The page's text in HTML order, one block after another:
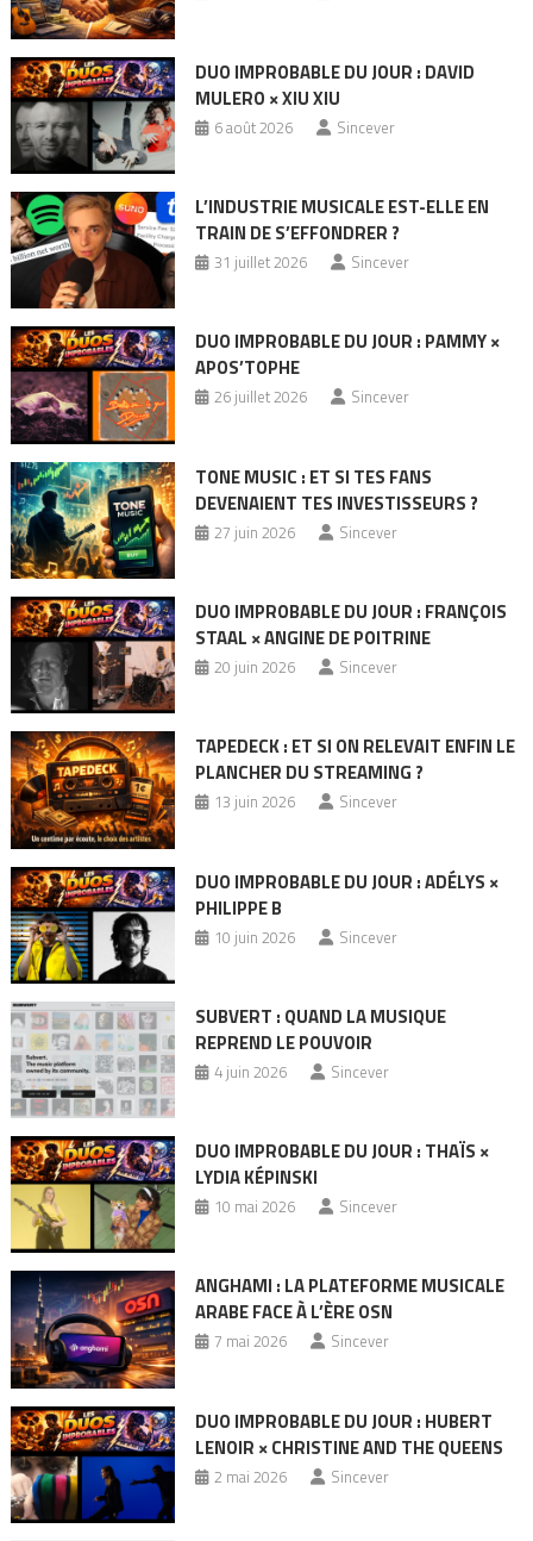
DUO IMPROBABLE DU JOUR : DAVID
MULERO × XIU XIU
6 août 2026 Sincever
L’INDUSTRIE MUSICALE EST-ELLE EN
TRAIN DE S’EFFONDRER ?
31 juillet 2026 Sincever
DUO IMPROBABLE DU JOUR : PAMMY ×
APOS’TOPHE
26 juillet 2026 Sincever
TONE MUSIC : ET SI TES FANS
DEVENAIENT TES INVESTISSEURS ?
27 juin 2026 Sincever
DUO IMPROBABLE DU JOUR : FRANÇOIS
STAAL × ANGINE DE POITRINE
20 juin 2026 Sincever
TAPEDECK : ET SI ON RELEVAIT ENFIN LE
PLANCHER DU STREAMING ?
13 juin 2026 Sincever
DUO IMPROBABLE DU JOUR : ADÉLYS ×
PHILIPPE B
10 juin 2026 Sincever
SUBVERT : QUAND LA MUSIQUE
REPREND LE POUVOIR
4 juin 2026 Sincever
DUO IMPROBABLE DU JOUR : THAÏS ×
LYDIA KÉPINSKI
10 mai 2026 Sincever
ANGHAMI : LA PLATEFORME MUSICALE
ARABE FACE À L’ÈRE OSN
7 mai 2026 Sincever
DUO IMPROBABLE DU JOUR : HUBERT
LENOIR × CHRISTINE AND THE QUEENS
2 mai 2026 Sincever